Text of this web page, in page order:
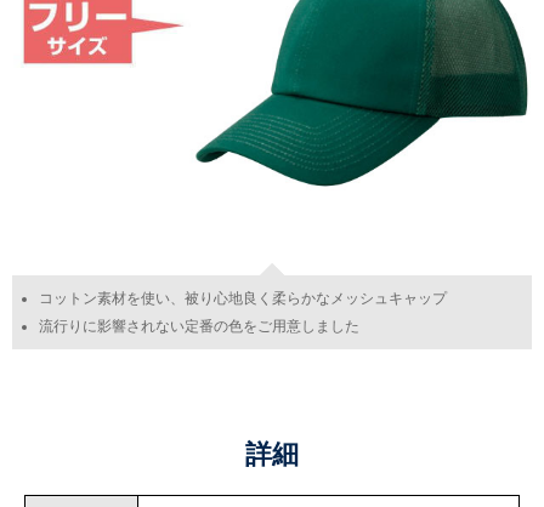
コットン素材を使い、被り心地良く柔らかなメッシュキャップ
流行りに影響されない定番の色をご用意しました
詳細